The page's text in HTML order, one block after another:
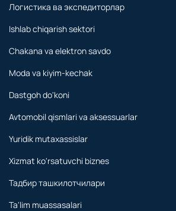
Логистика ва экспедиторлар
Ishlab chiqarish sektori
Chakana va elektron savdo
Moda va kiyim-kechak
Dastgoh do'koni
Avtomobil qismlari va aksessuarlar
Yuridik mutaxassislar
Xizmat ko'rsatuvchi biznes
Тадбир ташкилотчилари
Ta'lim muassasalari